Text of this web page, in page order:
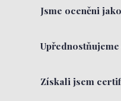
Jsme oceněni
Získali jsem